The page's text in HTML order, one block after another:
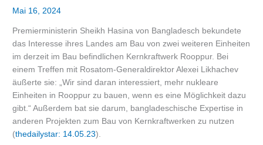
Mai 16, 2024
Premierministerin Sheikh Hasina von Bangladesch bekundete
das Interesse ihres Landes am Bau von zwei weiteren Einheiten
im derzeit im Bau befindlichen Kernkraftwerk Rooppur. Bei
einem Treffen mit Rosatom-Generaldirektor Alexei Likhachev
äußerte sie: „Wir sind daran interessiert, mehr nukleare
Einheiten in Rooppur zu bauen, wenn es eine Möglichkeit dazu
gibt.“ Außerdem bat sie darum, bangladeschische Expertise in
anderen Projekten zum Bau von Kernkraftwerken zu nutzen
(thedailystar: 14.05.23).